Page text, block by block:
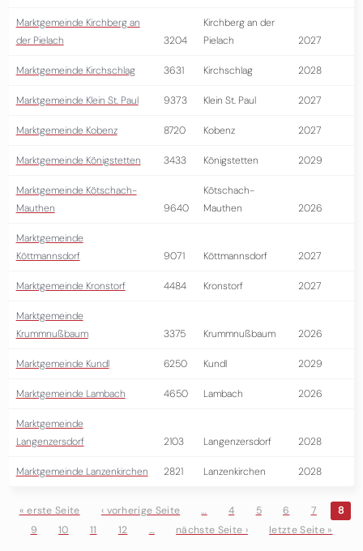
Marktgemeinde Kirchberg an
der Pielach
3204
Kirchberg an der
Pielach
2027
Marktgemeinde Kirchschlag 3631 Kirchschlag 2028
Marktgemeinde Klein St. Paul 9373 Klein St. Paul 2027
Marktgemeinde Kobenz 8720 Kobenz 2027
Marktgemeinde Königstetten 3433 Königstetten 2029
Marktgemeinde Kötschach-
Mauthen
9640
Kötschach-
Mauthen
2026
Marktgemeinde
Köttmannsdorf
9071 Köttmannsdorf 2027
Marktgemeinde Kronstorf 4484 Kronstorf 2027
Marktgemeinde
Krummnußbaum
3375 Krummnußbaum 2026
Marktgemeinde Kundl 6250 Kundl 2029
Marktgemeinde Lambach 4650 Lambach 2026
Marktgemeinde
Langenzersdorf
2103 Langenzersdorf 2028
Marktgemeinde Lanzenkirchen 2821 Lanzenkirchen 2028
Seiten
« erste Seite ‹ vorherige Seite … 4 5 6 7
8
9
10 11 12 … nächste Seite › letzte Seite »